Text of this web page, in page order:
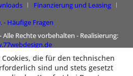
Finanzierung und Leasing
- Häufige Fragen
Rechte vorbehalten - Realisierung:
die für den technischen
sind und stets gesetzt